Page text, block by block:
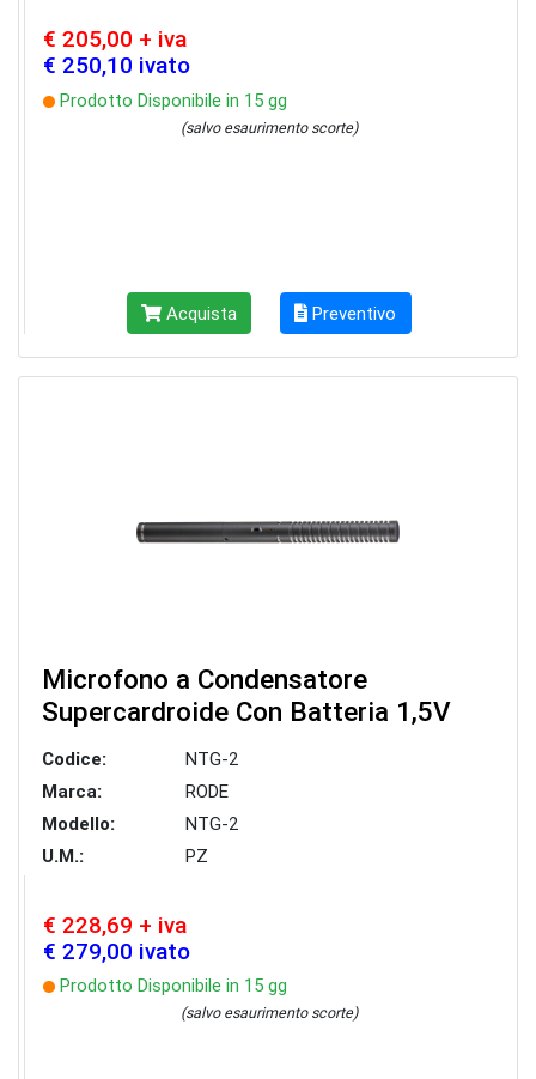
€ 205,00 + iva
€ 250,10 ivato
Prodotto Disponibile in 15 gg
(salvo esaurimento scorte)
Acquista Preventivo
Microfono a Condensatore
Supercardroide Con Batteria 1,5V
Codice:
NTG-2
Marca:
RODE
Modello:
NTG-2
U.M.:
PZ
€ 228,69 + iva
€ 279,00 ivato
Prodotto Disponibile in 15 gg
(salvo esaurimento scorte)